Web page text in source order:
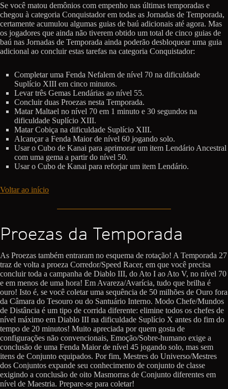
Se você matou demônios com empenho nas últimas temporadas e
chegou à categoria Conquistador em todas as Jornadas de Temporada,
certamente acumulou algumas guias de baú adicionais até agora. Mas
os jogadores que ainda não tiverem obtido um total de cinco guias de
baú nas Jornadas de Temporada ainda poderão desbloquear uma guia
adicional ao concluir estas tarefas na categoria Conquistador:
Completar uma Fenda Nefalem de nível 70 na dificuldade
Suplício XIII em cinco minutos.
Levar três Gemas Lendárias ao nível 55.
Concluir duas Proezas nesta Temporada.
Matar Maltael no nível 70 em 1 minuto e 30 segundos na
dificuldade Suplício XIII.
Matar Cobiça na dificuldade Suplício XIII.
Alcançar a Fenda Maior de nível 60 jogando solo.
Usar o Cubo de Kanai para aprimorar um item Lendário Ancestral
com uma gema a partir do nível 50.
Usar o Cubo de Kanai para reforjar um item Lendário.
Voltar ao início
Proezas da Temporada
As Proezas também entraram no esquema de rotação! A Temporada 27
traz de volta a proeza Corredor/Speed Racer, em que você precisa
concluir toda a campanha de Diablo III, do Ato I ao Ato V, no nível 70
e em menos de uma hora! Em Avareza/Avarícia, tudo que brilha é
ouro! Isto é, se você coletar uma sequência de 50 milhões de Ouro fora
da Câmara do Tesouro ou do Santuário Interno. Modo Chefe/Mundos
de Distância é um tipo de corrida diferente: elimine todos os chefes de
nível máximo em Diablo III na dificuldade Suplício X antes do fim do
tempo de 20 minutos! Muito apreciada por quem gosta de
configurações não convencionais, Emoção/Sobre-humano exige a
conclusão de uma Fenda Maior de nível 45 jogando solo, mas sem
itens de Conjunto equipados. Por fim, Mestres do Universo/Mestres
dos Conjuntos expande seu conhecimento de conjunto de classe
exigindo a conclusão de oito Masmorras de Conjunto diferentes em
nível de Maestria. Prepare-se para coletar!